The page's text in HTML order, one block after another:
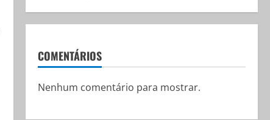
COMENTÁRIOS
Nenhum comentário para mostrar.